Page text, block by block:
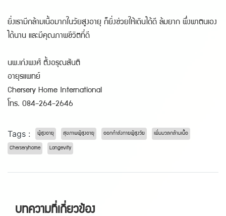
ยิ่งเรามีกล้ามเนื้อมากในวัยสูงอายุ ก็ยิ่งช่วยให้เดินได้ดี ล้มยาก พึ่งพาตนเอง
ได้นาน และมีคุณภาพชีวิตที่ดี
นพ.เก่งพงศ์ ตั้งอรุณสันติ
อายุรแพทย์
Chersery Home International
โทร. 084-264-2646
Tags : ผู้สูงอายุ สุขภาพผู้สูงอายุ ออกกำลังกายผู้สูงวัย เพิ่มมวลกล้ามเนื้อ
Cherseryhome Longevity
บทความที่เกี่ยวข้อง